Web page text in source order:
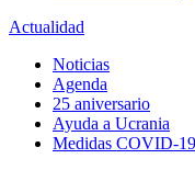
Actualidad
Noticias
Agenda
25 aniversario
Ayuda a Ucrania
Medidas COVID-19